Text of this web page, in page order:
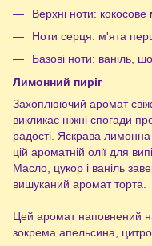
Верхні ноти: кокосове
Ноти серця: м'ята
Базові ноти: ваніль,
Лимонний пиріг
Захоплюючий аромат
викликає ніжні спогади
радості. Яскрава
цій ароматній олії для
Масло, цукор і ваніль
вишуканий аромат торта.
Цей аромат наповнений
зокрема апельсина,